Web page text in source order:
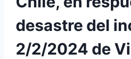
desastre del
2/2/2024 de